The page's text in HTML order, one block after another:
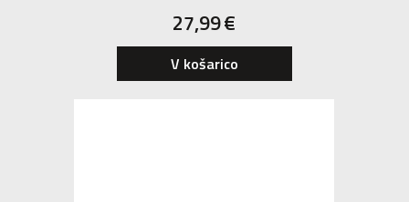
27,99€
V košarico